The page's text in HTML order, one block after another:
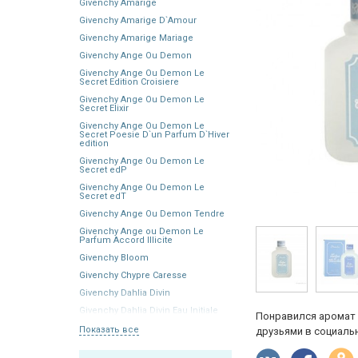
Givenchy Amarige
Givenchy Amarige D`Amour
Givenchy Amarige Mariage
Givenchy Ange Ou Demon
Givenchy Ange Ou Demon Le
Secret Edition Croisiere
Givenchy Ange Ou Demon Le
Secret Elixir
Givenchy Ange Ou Demon Le
Secret Poesie D`un Parfum D`Hiver
edition
Givenchy Ange Ou Demon Le
Secret edP
Givenchy Ange Ou Demon Le
Secret edT
Givenchy Ange Ou Demon Tendre
Givenchy Ange ou Demon Le
Parfum Accord Illicite
Givenchy Bloom
Givenchy Chypre Caresse
Givenchy Dahlia Divin
Givenchy Dahlia Divin Eau Initiale
Показать все
Понравился аромат
друзьями в